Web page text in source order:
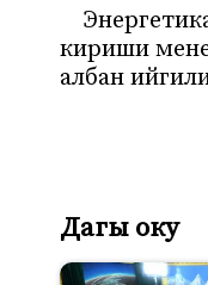
кириши
албан
Дагы оку